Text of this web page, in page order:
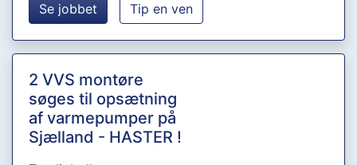
Se jobbet Tip en ven
2 VVS montøre
søges til opsætning
af varmepumper på
Sjælland - HASTER !